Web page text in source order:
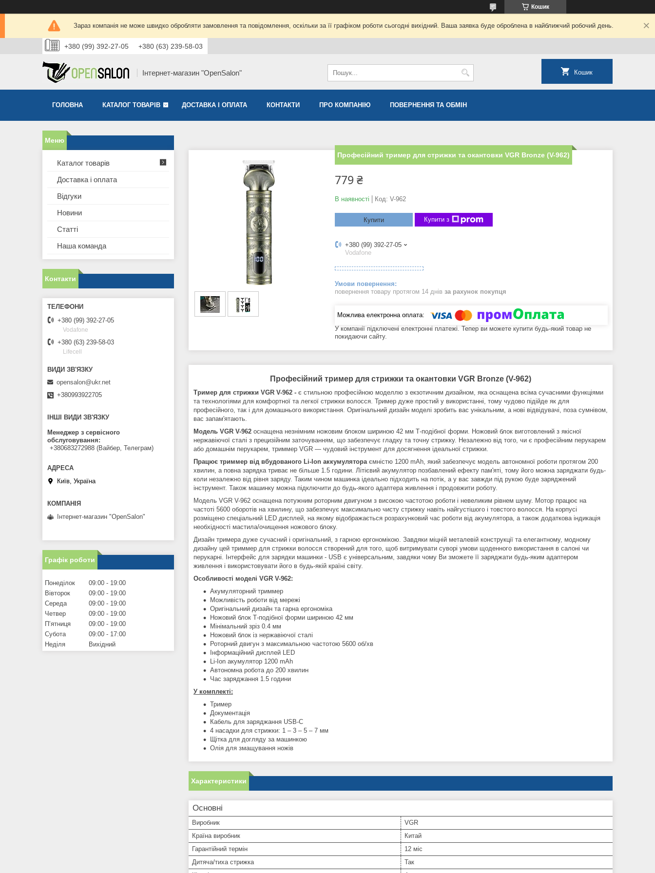
Кошик
Зараз компанія не може швидко обробляти замовлення та повідомлення, оскільки за її графіком роботи сьогодні вихідний. Ваша заявка буде оброблена в найближчий робочий день.
+380 (99) 392-27-05 +380 (63) 239-58-03
Інтернет-магазин "OpenSalon" Кошик
ГОЛОВНА КАТАЛОГ ТОВАРІВ ДОСТАВКА І ОПЛАТА КОНТАКТИ ПРО КОМПАНІЮ ПОВЕРНЕННЯ ТА ОБМІН
Професійний тример для стрижки та окантовки VGR Bronze (V-962)
779 ₴
В наявності Код: V-962
Купити Купити з
+380 (99) 392-27-05
Vodafone
повернення товару протягом 14 днів за рахунок покупця
У компанії підключені електронні платежі. Тепер ви можете купити будь-який товар не
покидаючи сайту.
Професійний тример для стрижки та окантовки VGR Bronze (V-962)
Тример для стрижки VGR V-962 - є стильною професійною моделлю з екзотичним дизайном, яка оснащена всіма сучасними функціями
та технологіями для комфортної та легкої стрижки волосся. Тример дуже простий у використанні, тому чудово підійде як для
професійного, так і для домашнього використання. Оригінальний дизайн моделі зробить вас унікальним, а нові відвідувачі, поза сумнівом,
вас запам'ятають.
Модель VGR V-962 оснащена незнімним ножовим блоком шириною 42 мм Т-подібної форми. Ножовий блок виготовлений з якісної
нержавіючої сталі з прецизійним заточуванням, що забезпечує гладку та точну стрижку. Незалежно від того, чи є професійним перукарем
або домашнім перукарем, триммер VGR — чудовий інструмент для досягнення ідеальної стрижки.
Працює триммер від вбудованого Li-Ion аккумулятораємністю 1200 mAh, який забезпечує модель автономної роботи протягом 200
хвилин, а повна зарядка триває не більше 1.5 години. Літієвий акумулятор позбавлений ефекту пам'яті, тому його можна заряджати будь-
коли незалежно від рівня заряду. Таким чином машинка ідеально підходить на потік, а у вас завжди під рукою буде заряджений
інструмент. Також машинку можна підключити до будь-якого адаптера живлення і продовжити роботу.
Модель VGR V-962 оснащена потужним роторним двигуном з високою частотою роботи і невеликим рівнем шуму. Мотор працює на
частоті 5600 оборотів на хвилину, що забезпечує максимально чисту стрижку навіть найгустішого і товстого волосся. На корпусі
розміщено спеціальний LED дисплей, на якому відображається розрахунковий час роботи від акумулятора, а також додаткова індикація
необхідності мастила/очищення ножового блоку.
Дизайн тримера дуже сучасний і оригінальний, з гарною ергономікою. Завдяки міцній металевій конструкції та елегантному, модному
дизайну цей триммер для стрижки волосся створений для того, щоб витримувати суворі умови щоденного використання в салоні чи
перукарні. Інтерфейс для зарядки машинки - USB є універсальним, завдяки чому Ви зможете її заряджати будь-яким адаптером
живлення і використовувати його в будь-якій країні світу.
Особливості моделі VGR V-962:
Акумуляторний триммер
Можливість роботи від мережі
Оригінальний дизайн та гарна ергономіка
Ножовий блок Т-подібної форми шириною 42 мм
Мінімальний зріз 0.4 мм
Ножовий блок із нержавіючої сталі
Роторний двигун з максимальною частотою 5600 об/хв
Інформаційний дисплей LED
Li-Ion акумулятор 1200 mAh
Автономна робота до 200 хвилин
Час заряджання 1.5 години
У комплекті:
Тример
Документація
Кабель для заряджання USB-C
4 насадки для стрижки: 1 – 3 – 5 – 7 мм
Щітка для догляду за машинкою
Олія для змащування ножів
Характеристики
Основні
Виробник
VGR
Країна виробник
Китай
Гарантійний термін
12 міс
Дитяча/тиха стрижка
Так
Каталог товарів
Доставка і оплата
Відгуки
Новини
Статті
Наша команда
Контакти
+380 (99) 392-27-05
Vodafone
+380 (63) 239-58-03
Lifecell
opensalon@ukr.net
+380993922705
ІНШІ ВИДИ ЗВ'ЯЗКУ
Менеджер з сервісного
обслуговування
+380683272988 (Вайбер, Телеграм)
Київ, Україна
Інтернет-магазин "OpenSalon"
Графік роботи
Понеділок 09:00
19:00
Вівторок
09:00
19:00
Середа
09:00
19:00
Четвер
09:00
19:00
Пʼятниця
09:00
19:00
Субота
09:00
17:00
Неділя
Вихідний